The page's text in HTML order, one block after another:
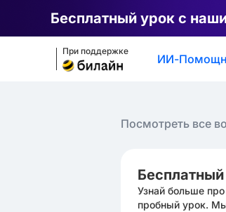
Бесплатный урок с
При поддержке
ИИ-
Посмотреть все
Узнай больше
пробный урок.